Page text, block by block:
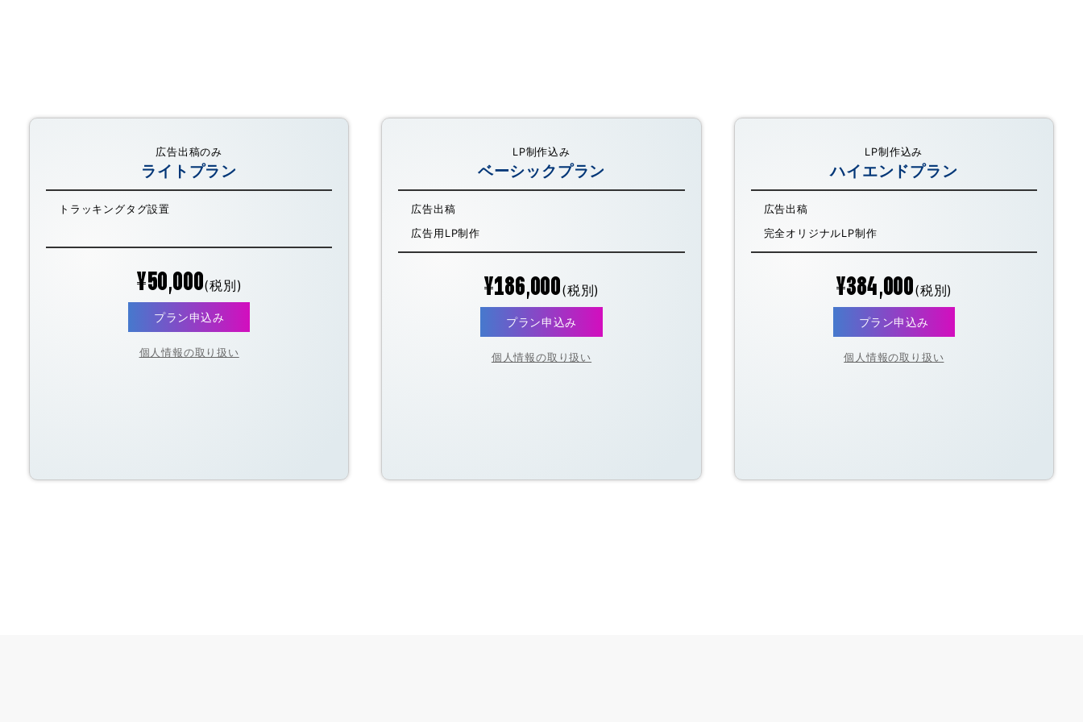
広告出稿のみ
ライトプラン
トラッキングタグ設置
¥50,000(税別)
プラン申込み
個人情報の取り扱い
LP制作込み
ベーシックプラン
広告出稿
広告用LP制作
¥186,000(税別)
プラン申込み
個人情報の取り扱い
LP制作込み
ハイエンドプラン
広告出稿
完全オリジナルLP制作
¥384,000(税別)
プラン申込み
個人情報の取り扱い